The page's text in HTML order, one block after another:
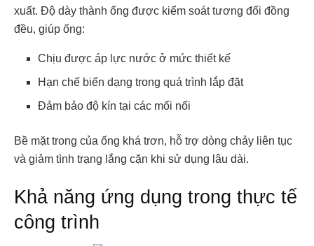
xuất. Độ dày thành ống được kiểm soát tương đối đồng
đều, giúp ống:
Chịu được áp lực nước ở mức thiết kế
Hạn chế biến dạng trong quá trình lắp đặt
Đảm bảo độ kín tại các mối nối
Bề mặt trong của ống khá trơn, hỗ trợ dòng chảy liên tục
và giảm tình trạng lắng cặn khi sử dụng lâu dài.
Khả năng ứng dụng trong thực tế
công trình